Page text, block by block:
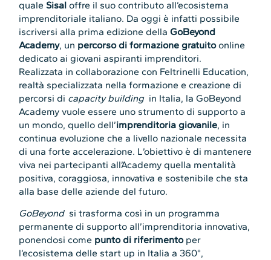
quale Sisal offre il suo contributo all’ecosistema
imprenditoriale italiano. Da oggi è infatti possibile
iscriversi alla prima edizione dellaGoBeyond
Academy, un percorso di formazione gratuitoonline
dedicato ai giovani aspiranti imprenditori.
Realizzata in collaborazione con Feltrinelli Education,
realtà specializzata nella formazione e creazione di
percorsi di capacity buildingin Italia, la GoBeyond
Academy vuole essere uno strumento di supporto a
un mondo, quello dell’imprenditoria giovanile, in
continua evoluzione che a livello nazionale necessita
di una forte accelerazione. L’obiettivo è di mantenere
viva nei partecipanti all’Academy quella mentalità
positiva, coraggiosa, innovativa e sostenibile che sta
alla base delle aziende del futuro.
GoBeyondsi trasforma così in un programma
permanente di supporto all’imprenditoria innovativa,
ponendosi come punto di riferimentoper
l’ecosistema delle start up in Italia a 360°,